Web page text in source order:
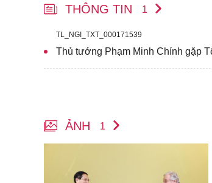
THÔNG TIN 1
TL_NGI_TXT_000171539
Thủ tướng Phạm Minh Chính gặp
ẢNH 1